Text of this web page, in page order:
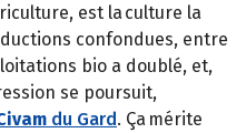
est la culture la
confondues, entre
bio a doublé, et,
se poursuit,
du Gard. Ça mérite